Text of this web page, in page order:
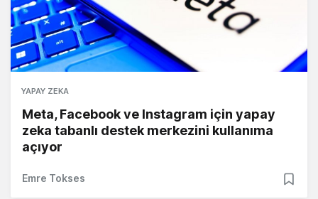
YAPAY ZEKA
Meta, Facebook ve Instagram için yapay
zeka tabanlı destek merkezini kullanıma
açıyor
Emre Tokses